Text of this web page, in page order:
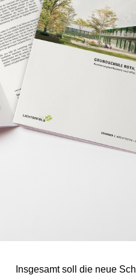
Insgesamt soll die neue